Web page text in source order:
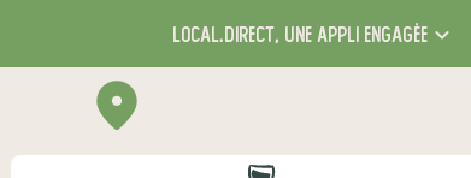
local.direct, une appli engagée